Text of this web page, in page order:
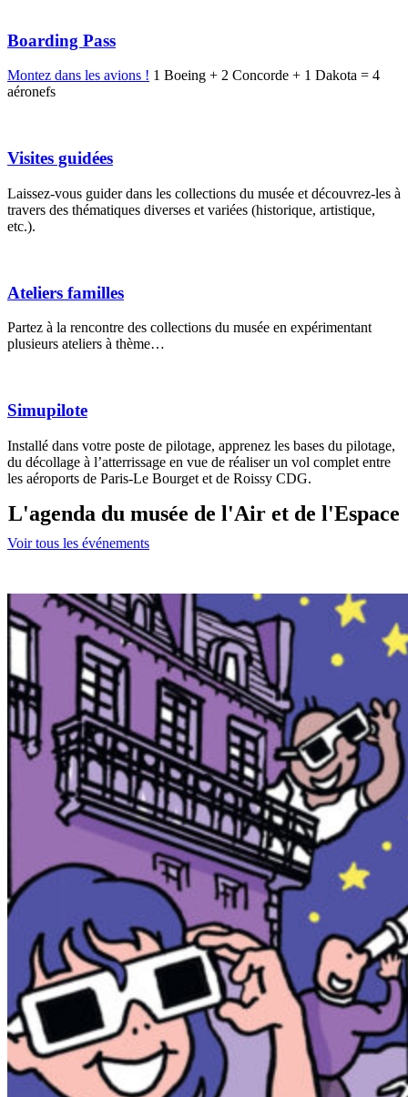
Boarding Pass
Montez dans les avions ! 1 Boeing + 2 Concorde + 1 Dakota = 4
aéronefs
Visites guidées
Laissez-vous guider dans les collections du musée et découvrez-les à
travers des thématiques diverses et variées (historique, artistique,
etc.).
Ateliers familles
Partez à la rencontre des collections du musée en expérimentant
plusieurs ateliers à thème…
Simupilote
Installé dans votre poste de pilotage, apprenez les bases du pilotage,
du décollage à l’atterrissage en vue de réaliser un vol complet entre
les aéroports de Paris-Le Bourget et de Roissy CDG.
L'agenda du musée de l'Air et de l'Espace
Voir tous les événements